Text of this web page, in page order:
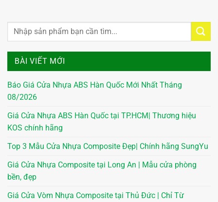
BÀI VIẾT MỚI
Báo Giá Cửa Nhựa ABS Hàn Quốc Mới Nhất Tháng
08/2026
Giá Cửa Nhựa ABS Hàn Quốc tại TP.HCM| Thương hiệu
KOS chính hãng
Top 3 Mẫu Cửa Nhựa Composite Đẹp| Chính hãng SungYu
Giá Cửa Nhựa Composite tại Long An | Mẫu cửa phòng
bền, đẹp
Giá Cửa Vòm Nhựa Composite tại Thủ Đức | Chỉ Từ